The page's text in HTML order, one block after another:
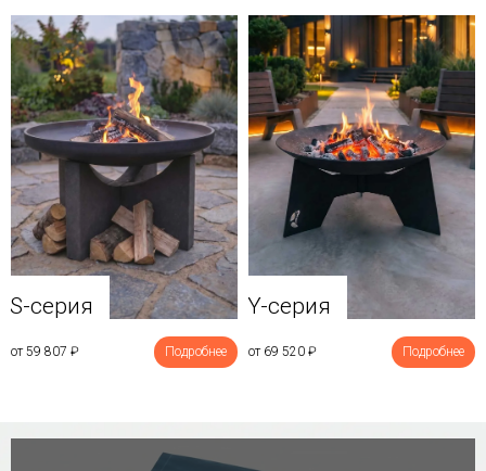
S-серия
от 59 807 ₽ Подробнее
Y-серия
от 69 520 ₽ Подробнее